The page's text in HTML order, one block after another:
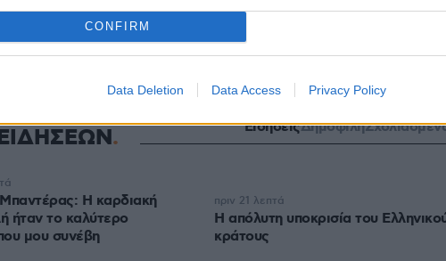
CONFIRM
Data Deletion Data Access Privacy Policy
τις τελευταίεςΕιδήσεις
συμβαίνουν, στοProtothema.gr
ΕιδήσειςΔημοφιλή
Η καρδιακή
ήταν το καλύτερο
μου συνέβη
Η απόλυτη υποκρισία του
κράτους
πριν 21 λεπτά